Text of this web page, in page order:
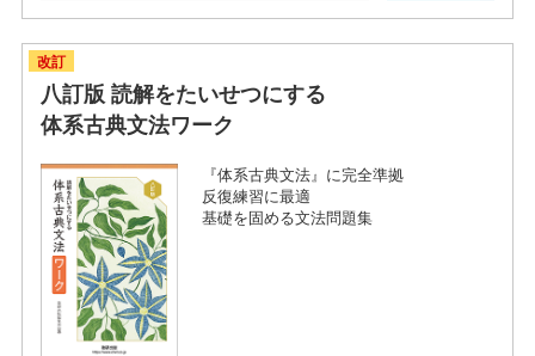
改訂
八訂版 読解をたいせつにする
体系古典文法ワーク
『体系古典文法』に完全準拠
反復練習に最適
基礎を固める文法問題集